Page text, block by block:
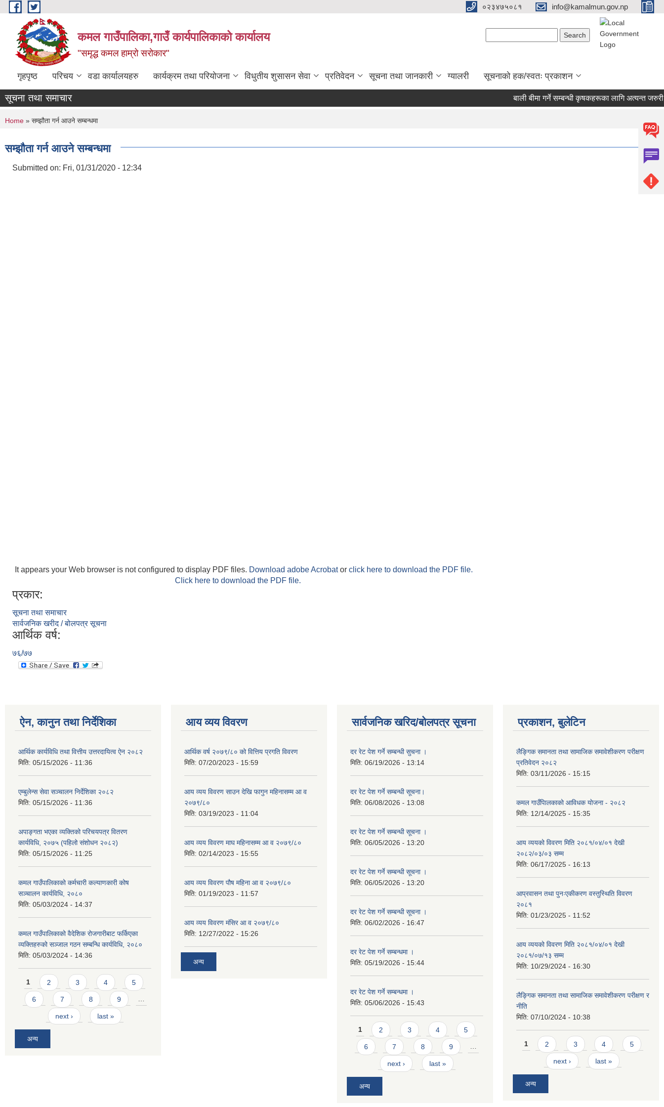
Skip to main content ०२३४७५०८१ info@kamalmun.gov.np
कमल गाउँपालिका,गाउँ कार्यपालिकाको कार्यालय
"समृद्ध कमल हाम्रो सरोकार"
गृहपृष्ठ परिचय वडा कार्यालयहरु कार्यक्रम तथा परियोजना विधुतीय शुसासन सेवा प्रतिवेदन सूचना तथा जानकारी ग्यालरी सूचनाको हक/स्वतः प्रकाशन
सूचना तथा समाचार बाली बीमा गर्ने सम्बन्धी कृषकहरूका लागि अत्यन्त जरुरी
You are here
Home » सम्झौता गर्न आउने सम्बन्धमा
सम्झौता गर्न आउने सम्बन्धमा
Submitted on: Fri, 01/31/2020 - 12:34
It appears your Web browser is not configured to display PDF files. Download adobe Acrobator click here to download the PDF file.
Click here to download the PDF file.
प्रकार:
सूचना तथा समाचार
सार्वजनिक खरीद / बोलपत्र सूचना
आर्थिक वर्ष:
७६/७७
ऐन, कानुन तथा निर्देशिका
आर्थिक कार्यविधि तथा वित्तीय उत्तरदायित्व ऐन २०८२
मिति: 05/15/2026 - 11:36
एम्बुलेन्स सेवा सञ्चालन निर्देशिका २०८२
मिति: 05/15/2026 - 11:36
अपाङ्गता भएका व्यक्तिको परिचयपत्र वितरण
कार्यविधि, २०७५ (पहिलो संशोधन २०८२)
मिति: 05/15/2026 - 11:25
कमल गाउँपालिकाको कर्मचारी कल्याणकारी कोष
सञ्चालन कार्यविधि, २०८०
मिति: 05/03/2024 - 14:37
कमल गाउँपालिकाको वैदेशिक रोजगारीबाट फर्किएका
व्यक्तिहरुको सञ्जाल गठन सम्बन्धि कार्यविधि, २०८०
मिति: 05/03/2024 - 14:36
Pages
1 2 3 4 5
6 7 8 9 …
next › last »
अन्य
आय व्यय विवरण
आर्थिक वर्ष २०७९/८० को वित्तिय प्रगति विवरण
मिति: 07/20/2023 - 15:59
आय व्यय विवरण साउन देखि फागुन महिनासम्म आ व
२०७९/८०
मिति: 03/19/2023 - 11:04
आय व्यय विवरण माघ महिनासम्म आ व २०७९/८०
मिति: 02/14/2023 - 15:55
आय व्यय विवरण पौष महिना आ व २०७९/८०
मिति: 01/19/2023 - 11:57
आय व्यय विवरण मंसिर आ व २०७९/८०
मिति: 12/27/2022 - 15:26
अन्य
सार्वजनिक खरिद/बोलपत्र सूचना
दर रेट पेश गर्ने सम्बन्धी सुचना ।
मिति: 06/19/2026 - 13:14
दर रेट पेश गर्ने सम्बन्धी सूचना।
मिति: 06/08/2026 - 13:08
दर रेट पेश गर्ने सम्बन्धी सूचना ।
मिति: 06/05/2026 - 13:20
दर रेट पेश गर्ने सम्बन्धी सूचना ।
मिति: 06/05/2026 - 13:20
दर रेट पेश गर्ने सम्बन्धी सूचना ।
मिति: 06/02/2026 - 16:47
दर रेट पेश गर्ने सम्बन्धमा ।
मिति: 05/19/2026 - 15:44
दर रेट पेश गर्ने सम्बन्धमा ।
मिति: 05/06/2026 - 15:43
Pages
1 2 3 4 5
6 7 8 9 …
next › last »
अन्य
प्रकाशन, बुलेटिन
लैङ्गिक समानता तथा सामाजिक समावेशीकरण परीक्षण
प्रतिवेदन २०८२
मिति: 03/11/2026 - 15:15
कमल गाउँपािलकाको आविधक योजना - २०८२
मिति: 12/14/2025 - 15:35
आय व्ययको विवरण मिति २०८१/०४/०१ देखी
२०८२/०३/०३ सम्म
मिति: 06/17/2025 - 16:13
आप्रवासन तथा पुनःएकीकरण वस्तुस्थिति विवरण
२०८१
मिति: 01/23/2025 - 11:52
आय व्ययको विवरण मिति २०८१/०४/०१ देखी
२०८१/०७/१३ सम्म
मिति: 10/29/2024 - 16:30
लैङ्गिक समानता तथा सामाजिक समावेशीकरण परीक्षण र
नीति
मिति: 07/10/2024 - 10:38
Pages
1 2 3 4 5
next › last »
अन्य